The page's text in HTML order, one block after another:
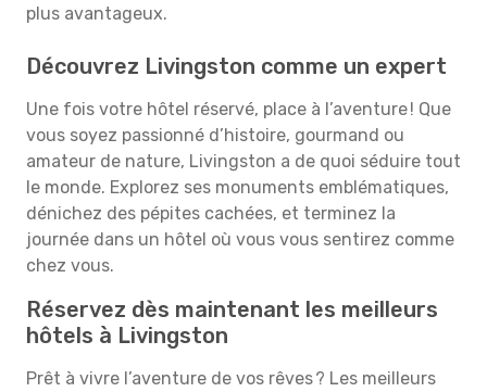
plus avantageux.
Découvrez Livingston comme un expert
Une fois votre hôtel réservé, place à l’aventure ! Que
vous soyez passionné d’histoire, gourmand ou
amateur de nature, Livingston a de quoi séduire tout
le monde. Explorez ses monuments emblématiques,
dénichez des pépites cachées, et terminez la
journée dans un hôtel où vous vous sentirez comme
chez vous.
Réservez dès maintenant les meilleurs
hôtels à Livingston
Prêt à vivre l’aventure de vos rêves ? Les meilleurs